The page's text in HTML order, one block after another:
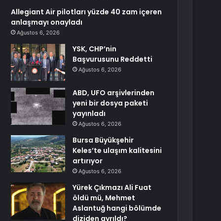
Allegiant Air pilotları yüzde 40 zam içeren
anlaşmayı onayladı
Ağustos 6, 2026
YSK, CHP’nin
Başvurusunu Reddetti
Ağustos 6, 2026
ABD, UFO arşivlerinden
yeni bir dosya paketi
yayınladı
Ağustos 6, 2026
Bursa Büyükşehir
Keles’te ulaşım kalitesini
artırıyor
Ağustos 6, 2026
Yürek Çıkmazı Ali Fuat
öldü mü, Mehmet
Aslantuğ hangi bölümde
diziden ayrıldı?